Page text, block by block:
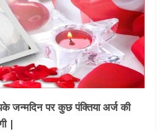
g
e
r
जन्मदिन पर कुछ पंक्तिया अर्ज की
|